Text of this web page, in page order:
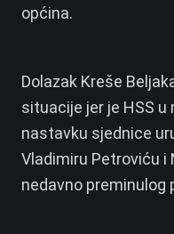
općina.
Dolazak Kreše
situacije jer je HSS
nastavku sjednice
Vladimiru Petroviću i
nedavno preminulog